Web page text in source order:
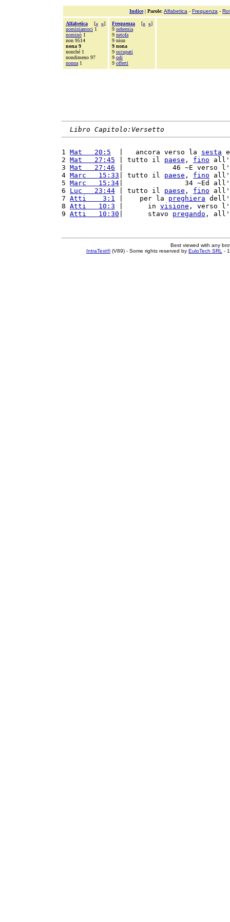
Indice| Parole: Alfabetica - Frequenza -
Alfabetica [« »]
nominiamoci 1
nominò 1
non 9514
nona 9
nonché 1
nondimeno 97
nonna 1
Frequenza [« »]
9 nehemia
9 netofa
9 niun
9 nona
9 occupati
9 odi
9 offerti
Libro Capitolo:Versetto
1 Mat   20:5
  |   ancora verso la
sesta
2 Mat   27:45 | tutto il paese , fino all'
3 Mat   27:46 |            46 ~E verso l'
4 Marc   15:33 | tutto il paese , fino all'
5 Marc   15:34 |               34 ~Ed all'
6 Luc   23:44 | tutto il paese , fino all'
7 Atti    3:1 |    per la preghiera dell'
8 Atti   10:3 |      in visione , verso l'
9 Atti   10:30 |      stavo pregando , all'
Best viewed with any
IntraText®(V89) - Some rights reserved by EuloTech SRL -